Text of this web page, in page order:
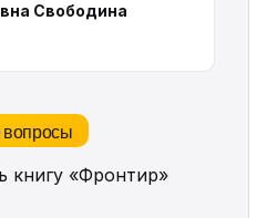
Свободина
вопросы
книгу «Фронтир»